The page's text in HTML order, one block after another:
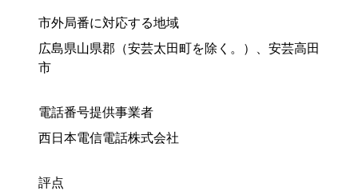
市外局番に対応する地域
広島県山県郡（安芸太田町を除く。）、安芸高田
市
電話番号提供事業者
西日本電信電話株式会社
評点